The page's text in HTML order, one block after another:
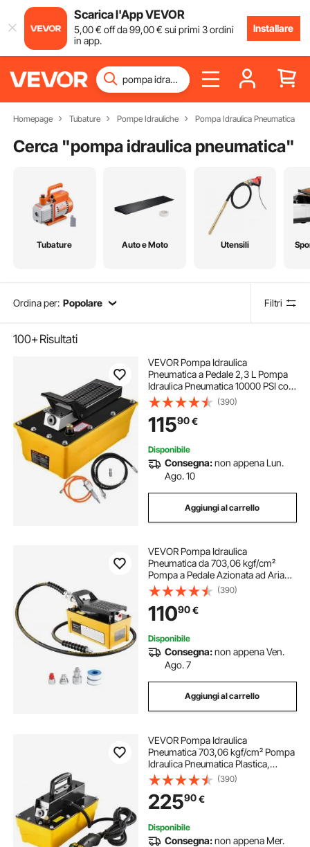
Scarica l'App VEVOR
5,00€ off da99,00€ sui primi 3 ordini
in app.
Installare
Homepage Tubature Pompe Idrauliche Pompa Idraulica Pneumatica
Cerca "pompa idraulica pneumatica"
Tubature Auto e Moto Utensili
Ordina per: Popolare Filtri
100+Risultati
VEVOR Pompa Idraulica
Pneumatica a Pedale 2,3 L Pompa
Idraulica Pneumatica 10000 PSI con
Tubo Flessibile d'Olio e Pistola a
Spruzzo, Kit di Pompa a Pedale
Utilizzato con Cilindri a Semplice
Effetto
(390)
11590€
Disponibile
Consegna:non appena Lun.
Ago. 10
Aggiungi al carrello
VEVOR Pompa Idraulica
Pneumatica da 703,06 kgf/cm²
Pompa a Pedale Azionata ad Aria
con Guscio in Alluminio, Serbatoio
1,6 L Uscita Olio NPT da 16,66 mm
Ingresso NPT da 13,7 mm per
Pressa Idraulica
(390)
11090€
Disponibile
Consegna:non appena Ven.
Ago. 7
Aggiungi al carrello
VEVOR Pompa Idraulica
Pneumatica 703,06 kgf/cm² Pompa
Idraulica Pneumatica Plastica,
Attuatore di Controllo Remoto,
Serbatoio 2,3 L Uscita Olio NPT
16,66 mm Ingresso NPT 13,7 mm
per Pressa Idraulica
(390)
22590€
Disponibile
Consegna:non appena Mer.